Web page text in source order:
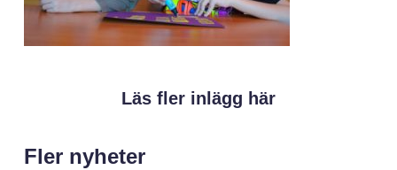
Läs fler inlägg här
Fler nyheter